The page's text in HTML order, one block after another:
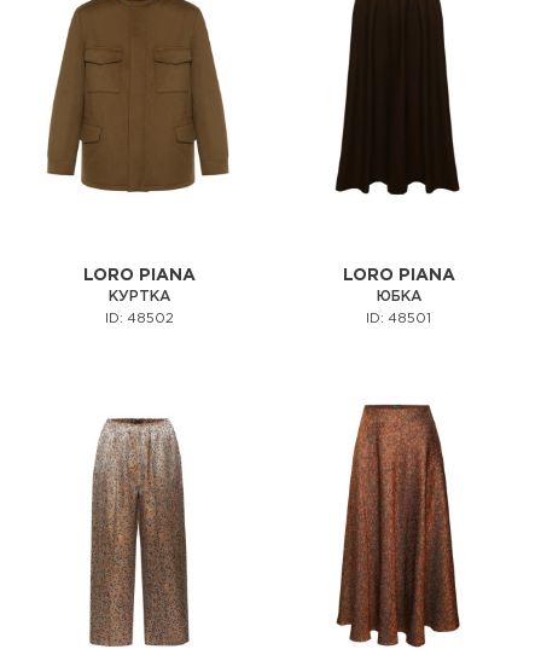
LORO PIANA
КУРТКА
ID: 48502
LORO PIANA
ЮБКА
ID: 48501